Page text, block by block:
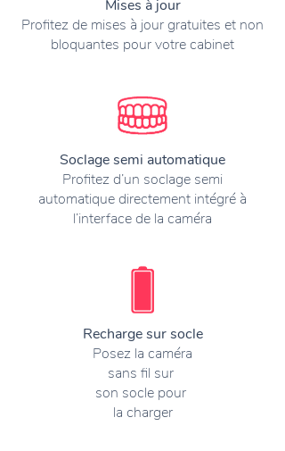
Mises à jour
Profitez de mises à jour gratuites et non
bloquantes pour votre cabinet
Soclage semi automatique
Profitez d’un soclage semi
automatique directement intégré à
l’interface de la caméra
Recharge sur socle
Posez la caméra
sans fil sur
son socle pour
la charger